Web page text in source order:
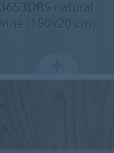
natural
(150x20 cm)